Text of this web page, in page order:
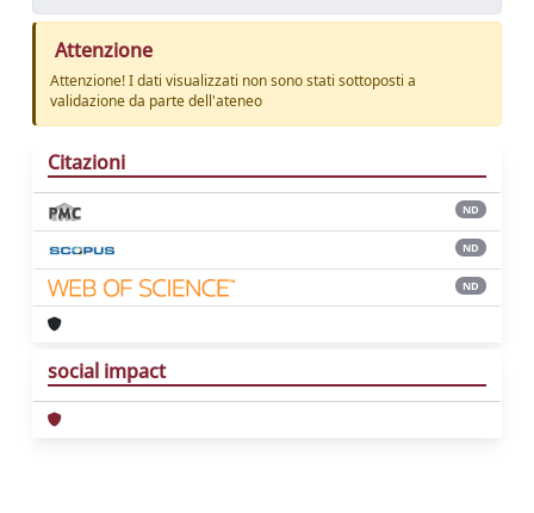
Attenzione
Attenzione! I dati visualizzati non sono stati sottoposti a
validazione da parte dell'ateneo
Citazioni
ND
ND
ND
social impact